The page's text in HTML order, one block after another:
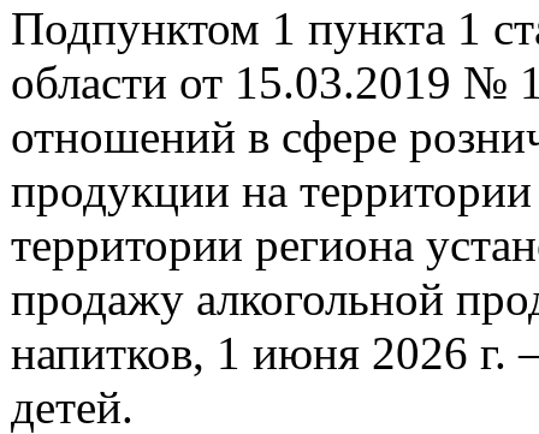
Подпунктом 1 пункта 1
области от 15.03.2019 №
отношений в сфере
продукции на
территории региона
продажу алкогольной
напитков, 1 июня 2026
детей.